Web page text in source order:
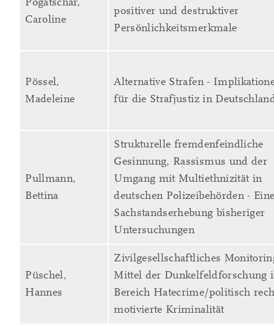
Caroline
positiver und destruktiver
Persönlichkeitsmerkmale
Pössel,
Madeleine
Alternative Strafen -
für die Strafjustiz in
Pullmann,
Bettina
Strukturelle fremdenfeindliche
Gesinnung, Rassismus und der
Umgang mit Multiethnizität in
deutschen Polizeibehörden -
Sachstandserhebung bisheriger
Untersuchungen
Püschel,
Hannes
Zivilgesellschaftliches
Mittel der Dunkelfeldforschung
Bereich Hatecrime/politisch
motivierte Kriminalität